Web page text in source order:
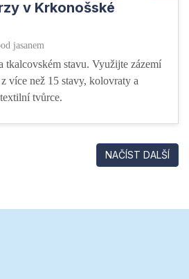
v Krkonošské
jasanem
tkalcovském stavu. Využijte zázemí
více než 15 stavy, kolovraty a
tvůrce.
NAČÍST DALŠÍ